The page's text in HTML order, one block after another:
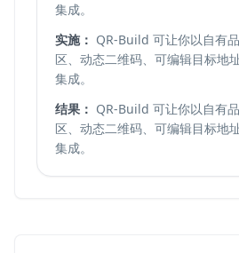
集成。
实施： QR-Build 可让你以自有
区、动态二维码、可编辑目标地
集成。
结果： QR-Build 可让你以自有
区、动态二维码、可编辑目标地
集成。